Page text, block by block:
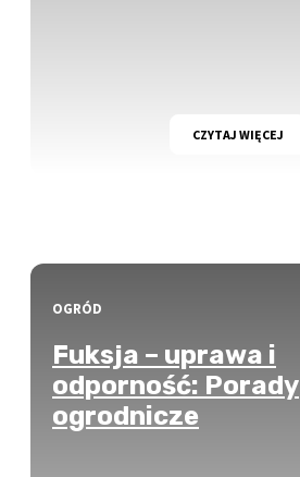
CZYTAJ WIĘCEJ
OGRÓD
Fuksja – uprawa i
odporność: Porady
ogrodnicze